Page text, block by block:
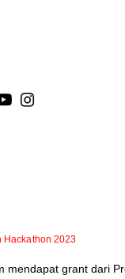
Hackathon 2023
mendapat grant dari